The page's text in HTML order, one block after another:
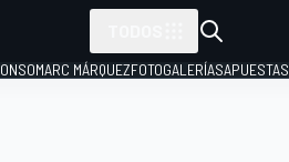
MARC MÁRQUEZFOTOGALERÍASAPUESTAS